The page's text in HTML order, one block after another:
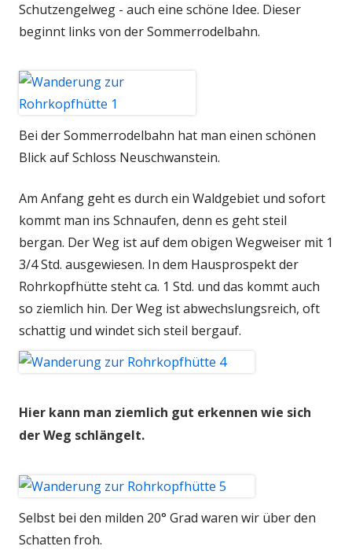
Schutzengelweg - auch eine schöne Idee. Dieser
beginnt links von der Sommerrodelbahn.
Bei der Sommerrodelbahn hat man einen schönen
Blick auf Schloss Neuschwanstein.
Am Anfang geht es durch ein Waldgebiet und sofort
kommt man ins Schnaufen, denn es geht steil
bergan. Der Weg ist auf dem obigen Wegweiser mit 1
3/4 Std. ausgewiesen. In dem Hausprospekt der
Rohrkopfhütte steht ca. 1 Std. und das kommt auch
so ziemlich hin. Der Weg ist abwechslungsreich, oft
schattig und windet sich steil bergauf.
Hier kann man ziemlich gut erkennen wie sich
der Weg schlängelt.
Selbst bei den milden 20° Grad waren wir über den
Schatten froh.